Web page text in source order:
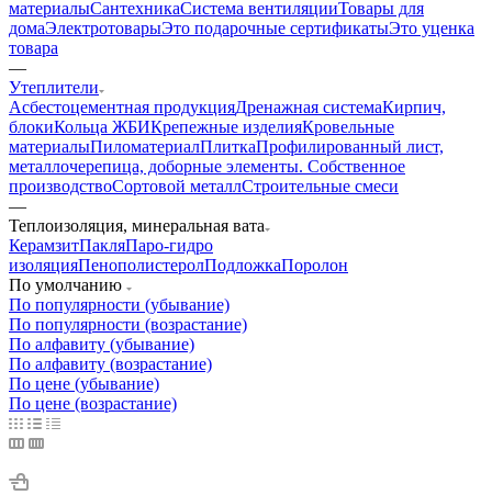
материалыСантехникаСистема вентиляцииТовары для
домаЭлектротоварыЭто подарочные сертификатыЭто уценка
товара
—
Утеплители
Асбестоцементная продукцияДренажная системаКирпич,
блокиКольца ЖБИКрепежные изделияКровельные
материалыПиломатериалПлиткаПрофилированный лист,
металлочерепица, доборные элементы. Собственное
производствоСортовой металлСтроительные смеси
—
Теплоизоляция, минеральная вата
КерамзитПакляПаро-гидро
изоляцияПенополистеролПодложкаПоролон
По умолчанию
По популярности (убывание)
По популярности (возрастание)
По алфавиту (убывание)
По алфавиту (возрастание)
По цене (убывание)
По цене (возрастание)